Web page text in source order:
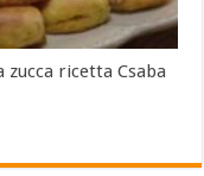
zucca ricetta Csaba